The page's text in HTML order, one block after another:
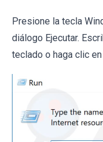
Presione la tecla
diálogo Ejecutar.
teclado o haga clic